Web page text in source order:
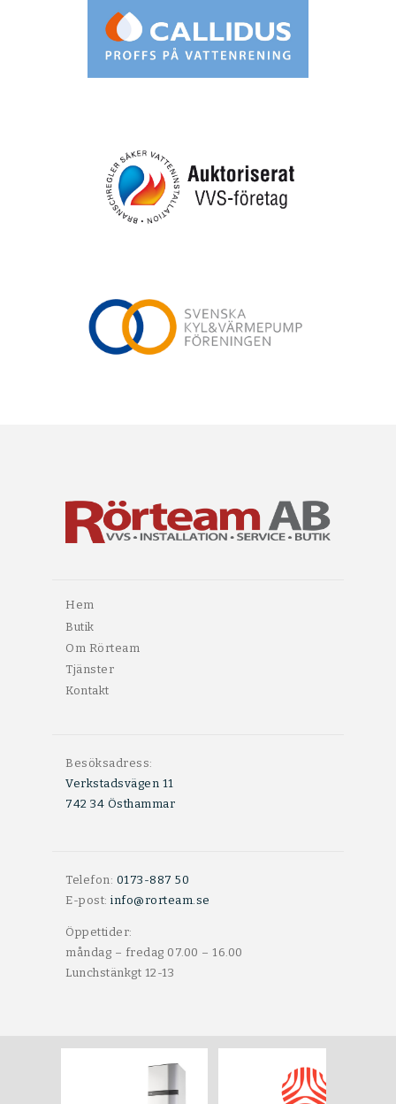
Hem
Butik
Om Rörteam
Tjänster
Kontakt
Besöksadress:
Verkstadsvägen 11
742 34 Östhammar
Telefon: 0173-887 50
E-post: info@rorteam.se
Öppettider:
måndag – fredag 07.00 – 16.00
Lunchstänkgt 12-13